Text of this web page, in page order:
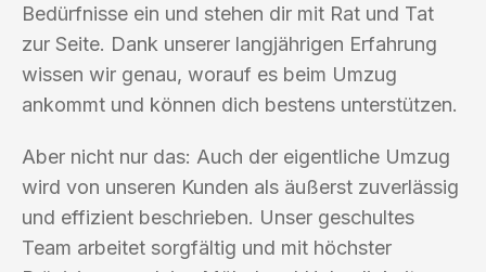
Bedürfnisse ein und stehen dir mit Rat und Tat
zur Seite. Dank unserer langjährigen Erfahrung
wissen wir genau, worauf es beim Umzug
ankommt und können dich bestens unterstützen.
Aber nicht nur das: Auch der eigentliche Umzug
wird von unseren Kunden als äußerst zuverlässig
und effizient beschrieben. Unser geschultes
Team arbeitet sorgfältig und mit höchster